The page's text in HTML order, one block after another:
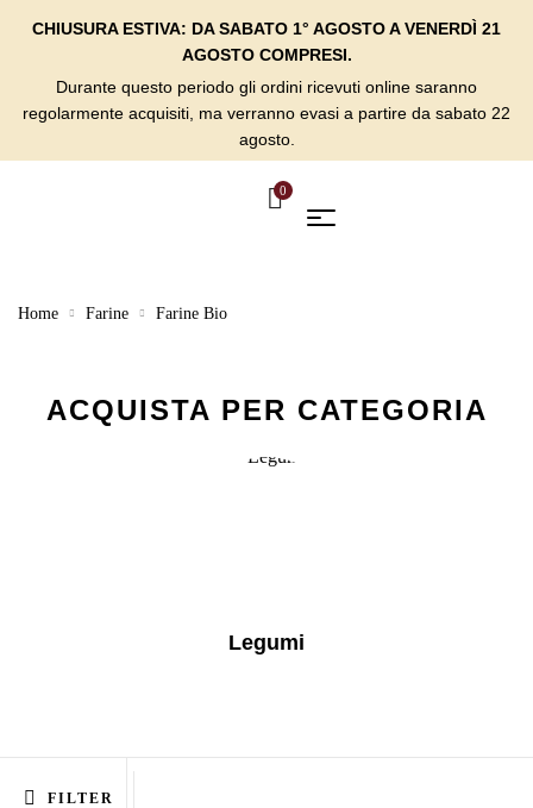
CHIUSURA ESTIVA: DA SABATO 1° AGOSTO A VENERDÌ 21
AGOSTO COMPRESI.
Durante questo periodo gli ordini ricevuti online saranno
regolarmente acquisiti, ma verranno evasi a partire da sabato 22
agosto.
0
Home Farine Farine Bio
ACQUISTA PER CATEGORIA
Legumi
FILTER